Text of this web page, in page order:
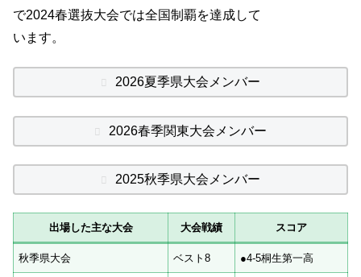
で2024春選抜大会では全国制覇を達成して
います。
2026夏季県大会メンバー
2026春季関東大会メンバー
2025秋季県大会メンバー
出場した主な大会 大会戦績 スコア
秋季県大会 ベスト8 ●4-5桐生第一高